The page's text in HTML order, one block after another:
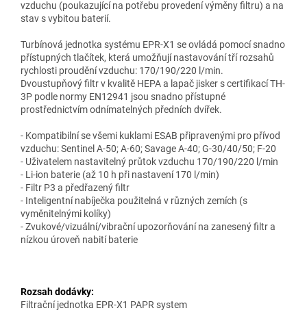
vzduchu (poukazující na potřebu provedení výměny filtru) a na
stav s vybitou baterií.
Turbínová jednotka systému EPR-X1 se ovládá pomocí snadno
přístupných tlačítek, která umožňují nastavování tří rozsahů
rychlosti proudění vzduchu: 170/190/220 l/min.
Dvoustupňový filtr v kvalitě HEPA a lapač jisker s certifikací TH-
3P podle normy EN12941 jsou snadno přístupné
prostřednictvím odnímatelných předních dvířek.
- Kompatibilní se všemi kuklami ESAB připravenými pro přívod
vzduchu: Sentinel A-50; A-60; Savage A-40; G-30/40/50; F-20
- Uživatelem nastavitelný průtok vzduchu 170/190/220 l/min
- Li-ion baterie (až 10 h při nastavení 170 l/min)
- Filtr P3 a předřazený filtr
- Inteligentní nabíječka použitelná v různých zemích (s
vyměnitelnými kolíky)
- Zvukové/vizuální/vibrační upozorňování na zanesený filtr a
nízkou úroveň nabití baterie
Rozsah dodávky:
Filtrační jednotka EPR-X1 PAPR system